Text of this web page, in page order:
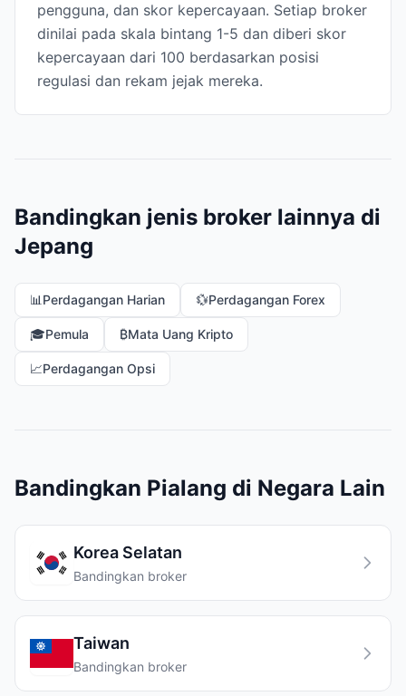
pengguna, dan skor kepercayaan. Setiap broker
dinilai pada skala bintang 1-5 dan diberi skor
kepercayaan dari 100 berdasarkan posisi
regulasi dan rekam jejak mereka.
Bandingkan jenis broker lainnya di
Jepang
📊 Perdagangan Harian 💱Perdagangan Forex
🎓Pemula ₿Mata Uang Kripto
📈Perdagangan Opsi
Bandingkan Pialang di Negara Lain
Korea Selatan
Bandingkan broker
Taiwan
Bandingkan broker